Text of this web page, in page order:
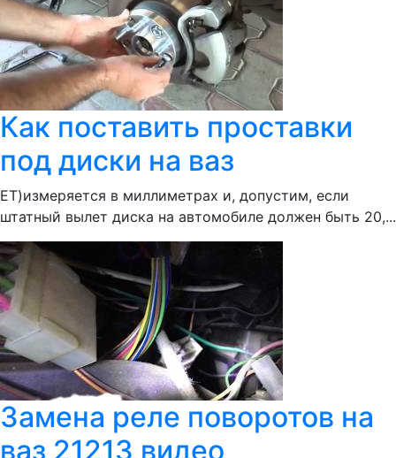
Как поставить проставки
под диски на ваз
ЕТ)измеряется в миллиметрах и, допустим, если
штатный вылет диска на автомобиле должен быть 20,...
Замена реле поворотов на
ваз 21213 видео